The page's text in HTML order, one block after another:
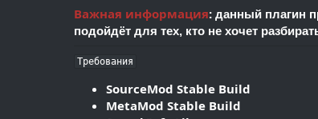
Важная информация: данный плагин
подойдёт для тех, кто не хочет
Требования
SourceMod Stable Build
MetaMod Stable Build